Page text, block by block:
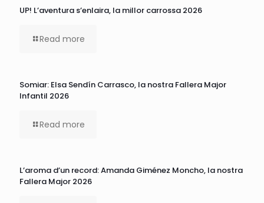
UP! L’aventura s’enlaira, la millor carrossa 2026
Read more
Somiar: Elsa Sendín Carrasco, la nostra Fallera Major
Infantil 2026
Read more
L’aroma d’un record: Amanda Giménez Moncho, la nostra
Fallera Major 2026